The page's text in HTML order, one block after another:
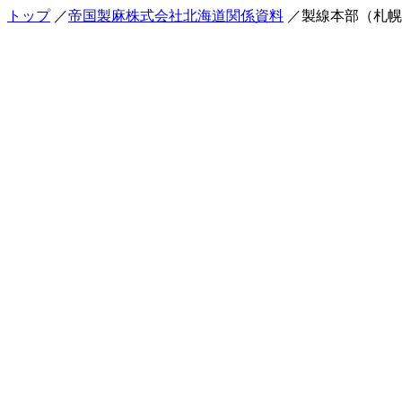
トップ ／帝国製麻株式会社北海道関係資料 ／製線本部（札